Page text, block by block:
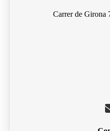
Carrer de Girona